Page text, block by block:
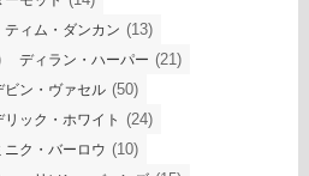
ティム・ダンカン (13)
ディラン・ハーパー (21)
ビン・ヴァセル (50)
リック・ホワイト (24)
ニク・バーロウ (10)